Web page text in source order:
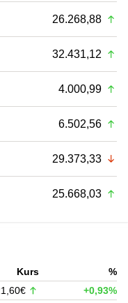
26.268,88
32.431,12
4.000,99
6.502,56
29.373,33
25.668,03
Kurs
%
+0,93%